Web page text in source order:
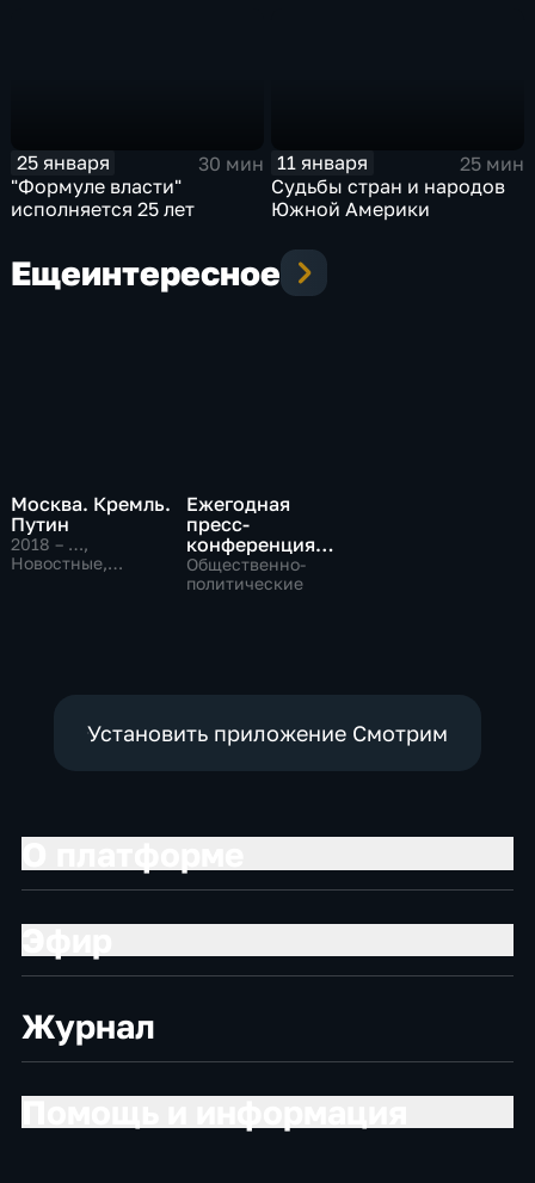
25 января
30 мин
"Формуле власти"
исполняется 25 лет
11 января
25 мин
Судьбы стран и народов
Южной Америки
Ещеинтересное
Москва. Кремль.
Путин
2018 – …,
Новостные,
Ежегодная
пресс-
конференция
Президента
Российской
Общественно-
политические
Установить приложение Смотрим
Журнал